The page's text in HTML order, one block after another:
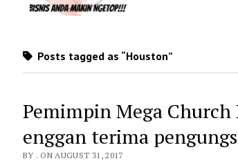
Posts tagged as “Houston”
Pemimpin Mega Church
enggan terima
BY . ON AUGUST 31, 2017